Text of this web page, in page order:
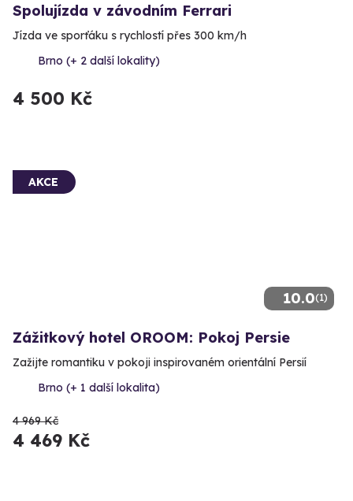
Spolujízda v závodním Ferrari
Jízda ve sporťáku s rychlostí přes 300 km/h
Brno (+ 2 další lokality)
4 500 Kč
10.0(1)
AKCE
Zážitkový hotel OROOM: Pokoj Persie
Zažijte romantiku v pokoji inspirovaném orientální Persií
Brno (+ 1 další lokalita)
4 969 Kč
4 469 Kč